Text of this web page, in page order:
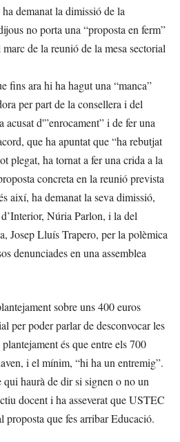
demanat la dimissió de la
no porta una “proposta en ferm”
de la reunió de la mesa sectorial
fins ara hi ha hagut una “manca”
per part de la consellera i del
d'”enrocament” i de fer una
que ha apuntat que “ha rebutjat
plegat, ha tornat a fer una crida a la
concreta en la reunió prevista
així, ha demanat la seva dimissió,
Núria Parlon, i la del
Josep Lluís Trapero, per la polèmica
denunciades en una assemblea
sobre uns 400 euros
per poder parlar de desconvocar les
és que entre els 700
i el mínim, “hi ha un entremig”.
qui haurà de dir si signen o no un
docent i ha asseverat que USTEC
proposta que fes arribar Educació.